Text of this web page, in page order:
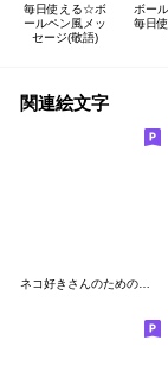
毎日使える☆ボ
ールペン風メッ
セージ(敬語)
ボー
毎日
関連絵文字